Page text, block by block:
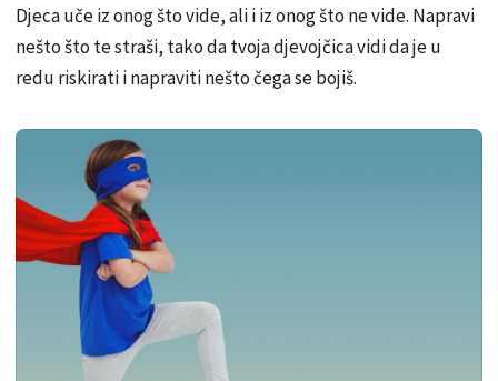
Djeca uče iz onog što vide, ali i iz onog što ne vide. Napravi
nešto što te straši, tako da tvoja djevojčica vidi da je u
redu riskirati i napraviti nešto čega se bojiš.